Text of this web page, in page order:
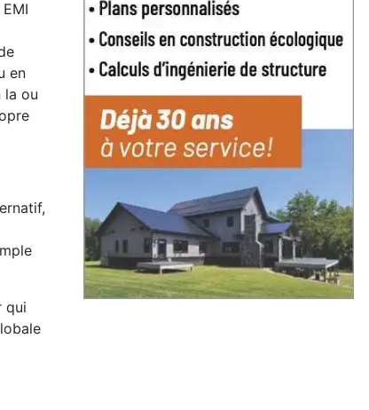
en
la ou
qui